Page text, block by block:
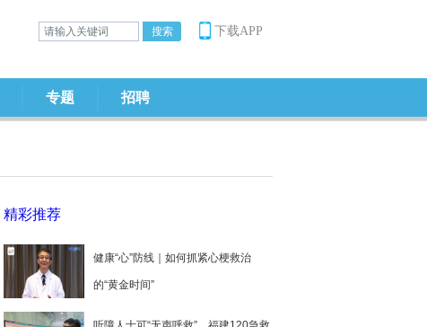
下载APP
专题 招聘
精彩推荐
健康“心”防线｜如何抓紧心梗救治
的“黄金时间”